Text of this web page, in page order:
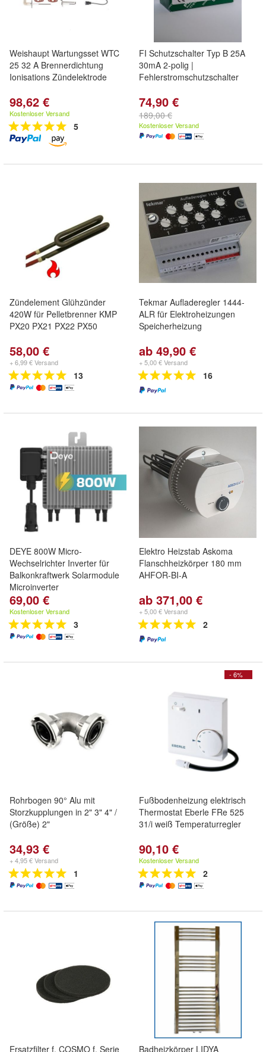
Weishaupt Wartungsset WTC
25 32 A Brennerdichtung
Ionisations Zündelektrode
98,62 €
Kostenloser Versand
5
FI Schutzschalter Typ B 25A
30mA 2-polig |
Fehlerstromschutzschalter
74,90 €
189,00 €
Kostenloser Versand
Zündelement Glühzünder
420W für Pelletbrenner KMP
PX20 PX21 PX22 PX50
58,00 €
+ 6,99 € Versand
13
Tekmar Aufladeregler 1444-
ALR für Elektroheizungen
Speicherheizung
ab 49,90 €
+ 5,00 € Versand
16
DEYE 800W Micro-
Wechselrichter Inverter für
Balkonkraftwerk Solarmodule
Microinverter
69,00 €
Kostenloser Versand
3
Elektro Heizstab Askoma
Flanschheizkörper 180 mm
AHFOR-BI-A
ab 371,00 €
+ 5,00 € Versand
2
Rohrbogen 90° Alu mit
Storzkupplungen in 2" 3" 4" /
(Größe) 2"
34,93 €
+ 4,95 € Versand
1
- 6%
Fußbodenheizung elektrisch
Thermostat Eberle FRe 525
31/i weiß Temperaturregler
90,10 €
Kostenloser Versand
2
Ersatzfilter f. COSMO f. Serie Badheizkörper LIDYA